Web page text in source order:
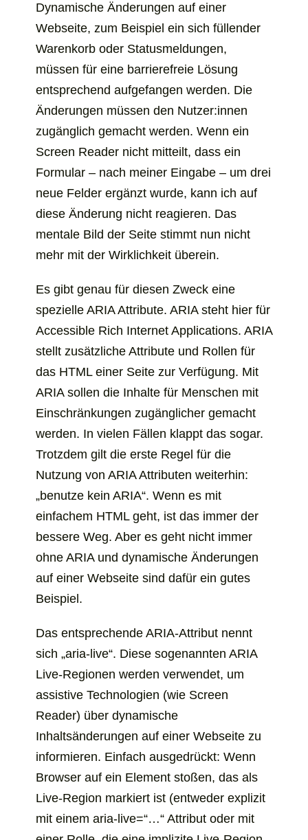
Dynamische Änderungen auf einer
Webseite, zum Beispiel ein sich füllender
Warenkorb oder Statusmeldungen,
müssen für eine barrierefreie Lösung
entsprechend aufgefangen werden. Die
Änderungen müssen den Nutzer:innen
zugänglich gemacht werden. Wenn ein
Screen Readernicht mitteilt, dass ein
Formular – nach meiner Eingabe – um drei
neue Felder ergänzt wurde, kann ich auf
diese Änderung nicht reagieren. Das
mentale Bild der Seite stimmt nun nicht
mehr mit der Wirklichkeit überein.
Es gibt genau für diesen Zweck eine
spezielle ARIA Attribute. ARIA steht hier für
Accessible Rich Internet Applications. ARIA
stellt zusätzliche Attribute und Rollen für
das HTML einer Seite zur Verfügung. Mit
ARIA sollen die Inhalte für Menschen mit
Einschränkungen zugänglicher gemacht
werden. In vielen Fällen klappt das sogar.
Trotzdem gilt die erste Regel für die
Nutzung von ARIA Attributen weiterhin:
„benutze kein ARIA“. Wenn es mit
einfachem HTML geht, ist das immer der
bessere Weg. Aber es geht nicht immer
ohne ARIA und dynamische Änderungen
auf einer Webseite sind dafür ein gutes
Beispiel.
Das entsprechende ARIA-Attribut nennt
sich „aria-live“. Diese sogenannten ARIA
Live-Regionen werden verwendet, um
assistive Technologien (wie Screen
Reader) über dynamische
Inhaltsänderungen auf einer Webseite zu
informieren. Einfach ausgedrückt: Wenn
Browser auf ein Element stoßen, das als
Live-Region markiert ist (entweder explizit
mit einem aria-live=“…“ Attribut oder mit